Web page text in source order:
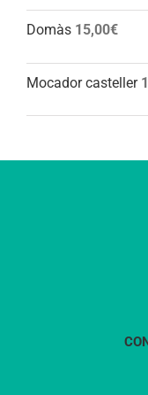
Domàs 15,00€
Mocador casteller